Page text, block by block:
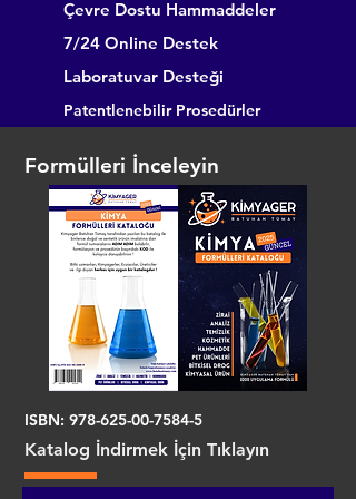
Çevre Dostu Hammaddeler
7/24 Online Destek
Laboratuvar Desteği
Patentlenebilir Prosedürler
Formülleri İnceleyin
ISBN: 978-625-00-7584-5
Katalog İndirmek İçin Tıklayın